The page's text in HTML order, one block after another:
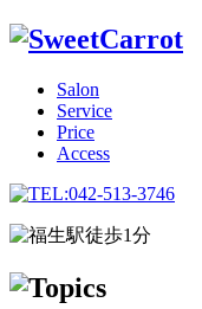
Salon
Service
Price
Access